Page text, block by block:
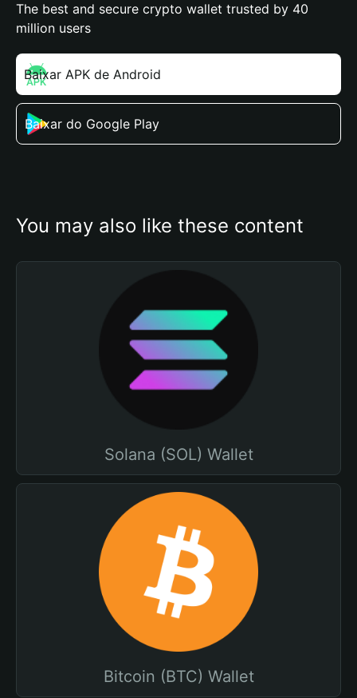
The best and secure crypto wallet trusted by 40
million users
Baixar APK de Android
Baixar do Google Play
You may also like these content
Solana (SOL) Wallet
Bitcoin (BTC) Wallet